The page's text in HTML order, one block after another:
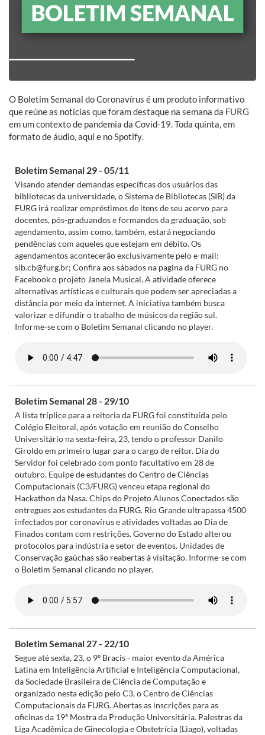
O Boletim Semanal do Coronavírus é um produto informativo
que reúne as notícias que foram destaque na semana da FURG
em um contexto de pandemia da Covid-19. Toda quinta, em
formato de áudio, aqui e no Spotify.
Boletim Semanal 29 - 05/11
Visando atender demandas específicas dos usuários das
bibliotecas da universidade, o Sistema de Bibliotecas (SIB) da
FURG irá realizar empréstimos de itens de seu acervo para
docentes, pós-graduandos e formandos da graduação, sob
agendamento, assim como, também, estará negociando
pendências com aqueles que estejam em débito. Os
agendamentos acontecerão exclusivamente pelo e-mail:
sib.cb@furg.br; Confira aos sábados na pagina da FURG no
Facebook o projeto Janela Musical. A atividade oferece
alternativas artísticas e culturais que podem ser apreciadas a
distância por meio da internet. A iniciativa também busca
valorizar e difundir o trabalho de músicos da região sul.
Informe-se com o Boletim Semanal clicando no player.
Boletim Semanal 28 - 29/10
A lista tríplice para a reitoria da FURG foi constituída pelo
Colégio Eleitoral, após votação em reunião do Conselho
Universitário na sexta-feira, 23, tendo o professor Danilo
Giroldo em primeiro lugar para o cargo de reitor. Dia do
Servidor foi celebrado com ponto facultativo em 28 de
outubro. Equipe de estudantes do Centro de Ciências
Computacionais (C3/FURG) venceu etapa regional do
Hackathon da Nasa. Chips do Projeto Alunos Conectados são
entregues aos estudantes da FURG. Rio Grande ultrapassa 4500
infectados por coronavírus e atividades voltadas ao Dia de
Finados contam com restrições. Governo do Estado alterou
protocolos para indústria e setor de eventos. Unidades de
Conservação gaúchas são reabertas à visitação. Informe-se com
o Boletim Semanal clicando no player.
Boletim Semanal 27 - 22/10
Segue até sexta, 23, o 9º Bracis - maior evento da América
Latina em Inteligência Artificial e Inteligência Computacional,
da Sociedade Brasileira de Ciência de Computação e
organizado nesta edição pelo C3, o Centro de Ciências
Computacionais da FURG. Abertas as inscrições para as
oficinas da 19ª Mostra da Produção Universitária. Palestras da
Liga Acadêmica de Ginecologia e Obstetrícia (Liago), voltadas